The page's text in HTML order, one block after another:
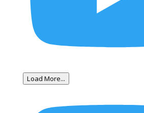
Load More...